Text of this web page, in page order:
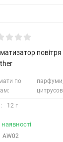
по
парфуми,
12 г
AW02